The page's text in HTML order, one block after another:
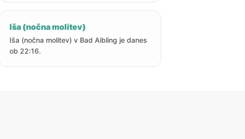
Iša (nočna molitev)
Iša (nočna molitev) v Bad Aibling je danes
ob 22:16.